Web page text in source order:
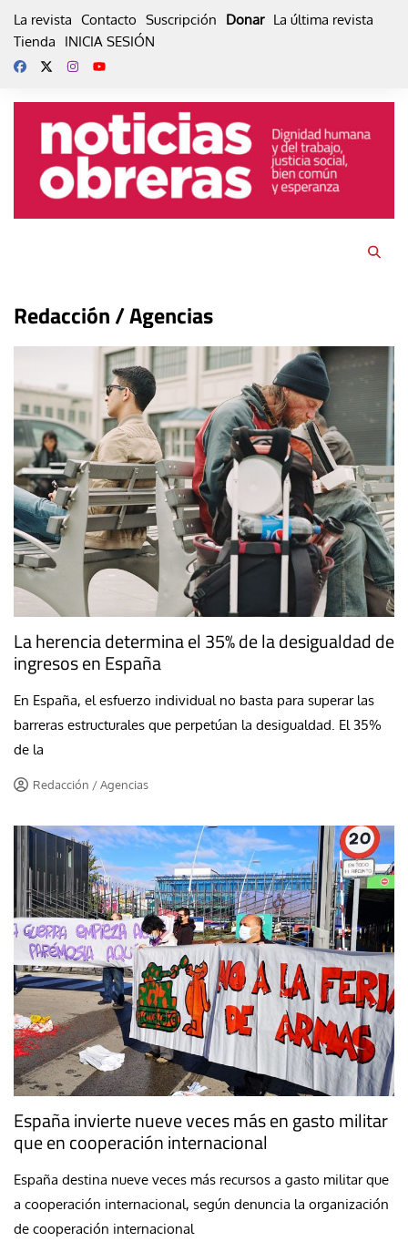
La revista Contacto Suscripción Donar La última revista
Tienda
INICIA SESIÓN
Redacción / Agencias
La herencia determina el 35% de la desigualdad de
ingresos en España
En España, el esfuerzo individual no basta para superar las
barreras estructurales que perpetúan la desigualdad. El 35%
de la
Redacción / Agencias
España invierte nueve veces más en gasto militar
que en cooperación internacional
España destina nueve veces más recursos a gasto militar que
a cooperación internacional, según denuncia la organización
de cooperación internacional